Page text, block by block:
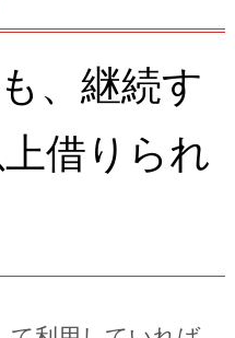
、継続す
借りられ